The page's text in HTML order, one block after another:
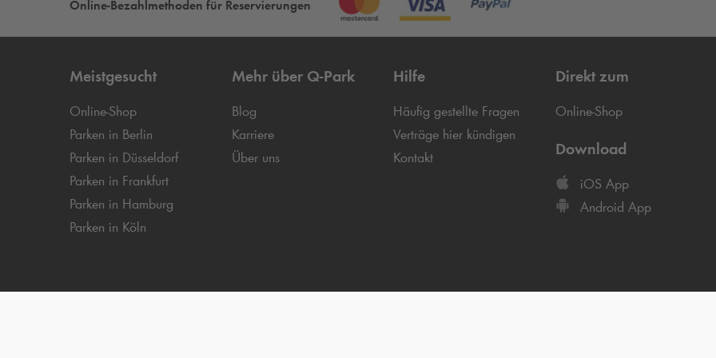
Online-Bezahlmethoden für Reservierungen
Meistgesucht
Online-Shop
Parken in Berlin
Parken in Düsseldorf
Parken in Frankfurt
Parken in Hamburg
Parken in Köln
Mehr über Q-Park
Blog
Karriere
Über uns
Hilfe
Häufig gestellte Fragen
Verträge hier kündigen
Kontakt
Direkt zum
Online-Shop
Download
iOS App
Android App